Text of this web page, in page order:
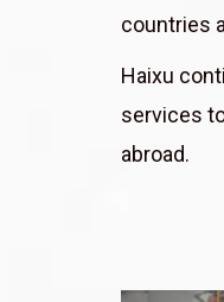
countries
Haixu
services
abroad.